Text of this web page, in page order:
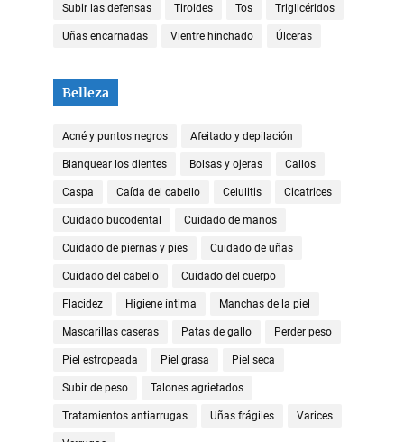
Subir las defensas Tiroides Tos Triglicéridos
Uñas encarnadas Vientre hinchado Úlceras
Belleza
Acné y puntos negros Afeitado y depilación
Blanquear los dientes Bolsas y ojeras Callos
Caspa Caída del cabello Celulitis Cicatrices
Cuidado bucodental Cuidado de manos
Cuidado de piernas y pies Cuidado de uñas
Cuidado del cabello Cuidado del cuerpo
Flacidez Higiene íntima Manchas de la piel
Mascarillas caseras Patas de gallo Perder peso
Piel estropeada Piel grasa Piel seca
Subir de peso Talones agrietados
Tratamientos antiarrugas Uñas frágiles Varices